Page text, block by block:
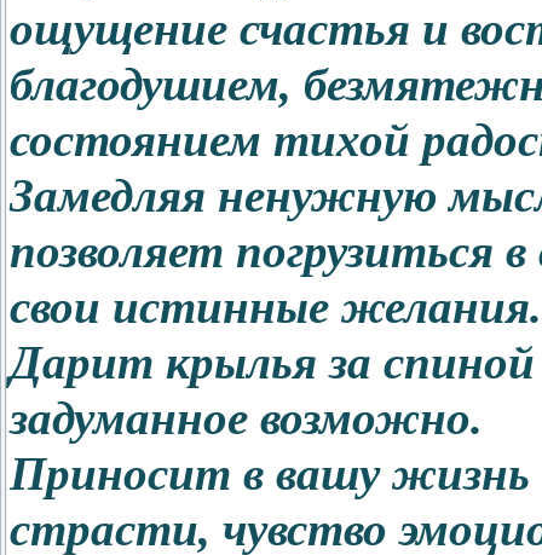
ощущение счастья и
благодушием,
состоянием тихой
Замедляя ненужную
позволяет погрузиться
свои истинные желания.
Дарит крылья за
задуманное возможно.
Приносит в вашу жизнь
страсти, чувство